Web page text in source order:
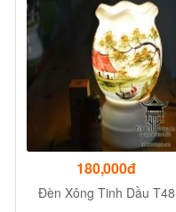
180,000đ
Đèn Xông Tinh Dầu T48